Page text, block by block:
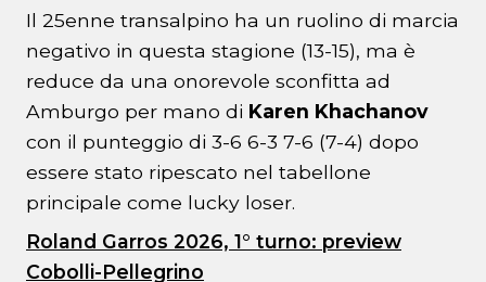
Il 25enne transalpino ha un ruolino di marcia
negativo in questa stagione (13-15), ma è
reduce da una onorevole sconfitta ad
Amburgo per mano di Karen Khachanov
con il punteggio di 3-6 6-3 7-6 (7-4) dopo
essere stato ripescato nel tabellone
principale come lucky loser.
Roland Garros 2026, 1° turno: preview
Cobolli-Pellegrino